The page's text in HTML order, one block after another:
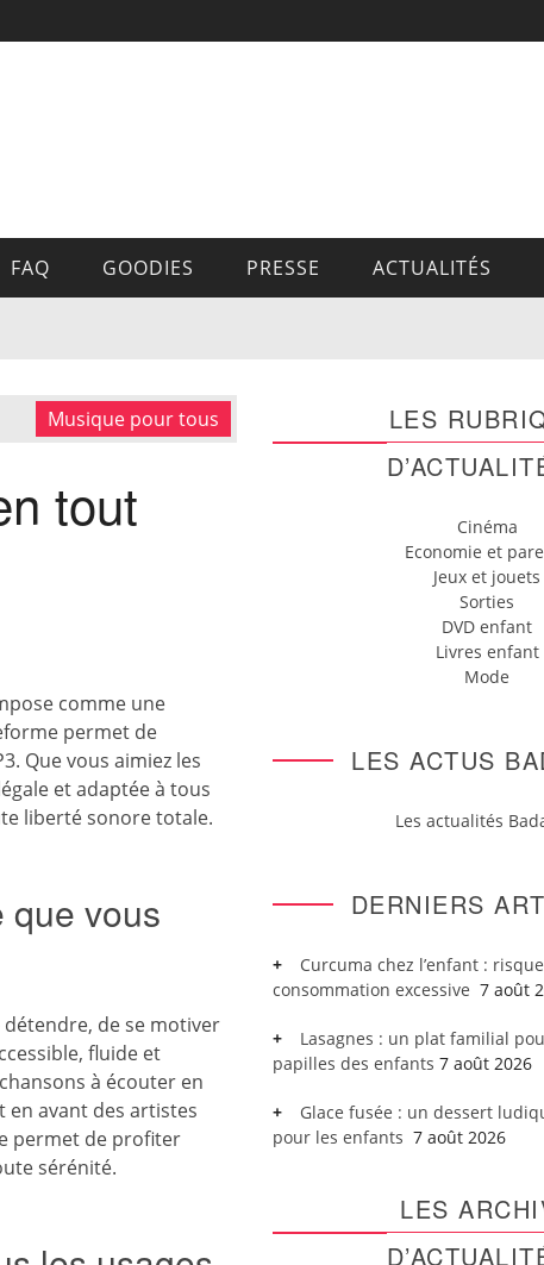
FAQ GOODIES PRESSE ACTUALITÉS
Musique pour tous
tout
comme une
permet de
Que vous aimiez les
et adaptée à tous
liberté sonore totale.
que vous
détendre, de se motiver
fluide et
à écouter en
en avant des artistes
permet de profiter
sérénité.
LES
Cinéma
Economie et
Jeux et jouets
Sorties
DVD enfant
Livres enfant
Mode
LES ACTUS
Les actualités
DERNIERS
Curcuma chez l’enfant :
consommation excessive 7 août
Lasagnes : un plat familial
papilles des enfants 7 août 2026
Glace fusée : un dessert
pour les enfants 7 août 2026
LES